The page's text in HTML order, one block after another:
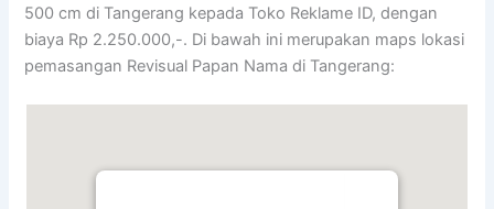
500 cm di Tangerang kepada Toko Reklame ID, dengan
biaya Rp 2.250.000,-. Di bawah ini merupakan maps lokasi
pemasangan Revisual Papan Nama di Tangerang: